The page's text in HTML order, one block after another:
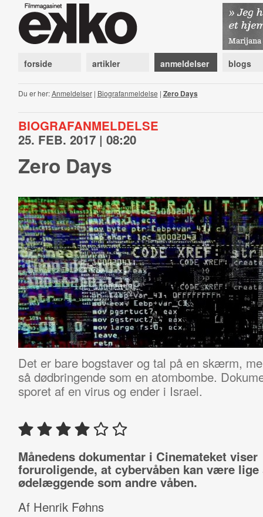
forside artikler anmeldelser blogs
Du er her:Anmeldelser| Biografanmeldelse | Zero Days
BIOGRAFANMELDELSE
25. FEB. 2017 | 08:20
Zero Days
Det er bare bogstaver og tal på en skærm,
så dødbringende som en atombombe.
sporet af en virus og ender i Israel.
Månedens dokumentar i Cinemateket viser
foruroligende, at cybervåben kan være lige
ødelæggende som andre våben.
Af Henrik Føhns